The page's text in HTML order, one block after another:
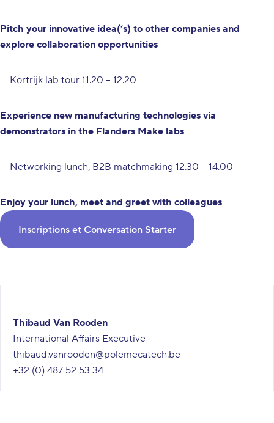
Pitch your innovative idea(‘s) to other companies and
explore collaboration opportunities
Kortrijk lab tour 11.20 – 12.20
Experience new manufacturing technologies via
demonstrators in the Flanders Make labs
Networking lunch, B2B matchmaking 12.30 – 14.00
Enjoy your lunch, meet and greet with colleagues
Inscriptions et Conversation Starter
Thibaud Van Rooden
International Affairs Executive
thibaud.vanrooden@polemecatech.be
+32 (0) 487 52 53 34